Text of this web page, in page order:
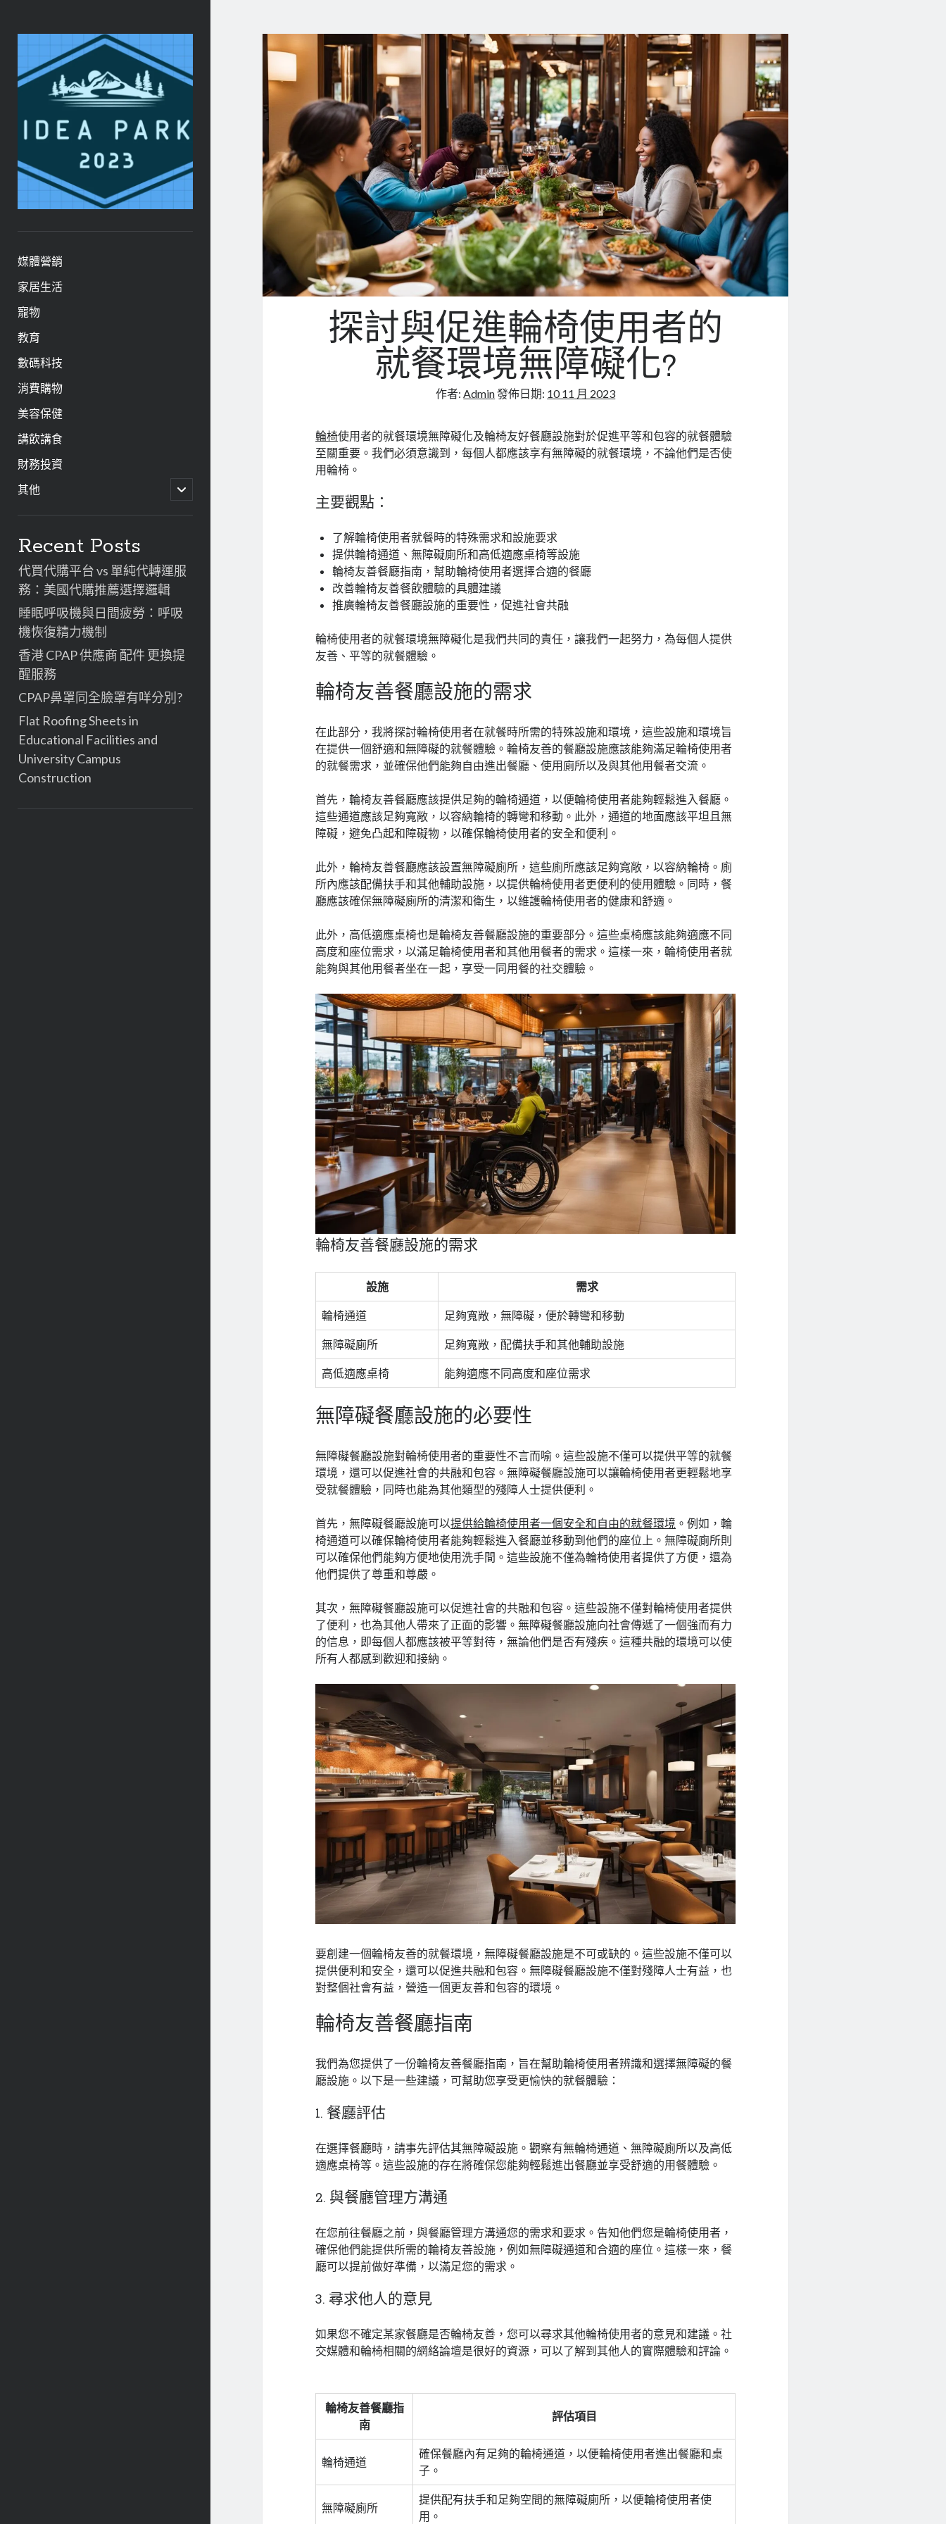
ideapark.quest
媒體營銷
家居生活
寵物
教育
數碼科技
消費購物
美容保健
講飲講食
財務投資
其他
開
啟
訊
欄
Recent Posts
代買代購平台 vs 單純代轉運服
務：美國代購推薦選擇邏輯
睡眠呼吸機與日間疲勞：呼吸
機恢復精力機制
香港 CPAP 供應商 配件 更換提
醒服務
CPAP鼻罩同全臉罩有咩分別?
Flat Roofing Sheets in
Educational Facilities and
University Campus
Construction
探討與促進輪椅使用者的
就餐環境無障礙化?
作者:Admin發佈日期: 10 11 月 2023
輪椅使用者的就餐環境無障礙化及輪椅友好餐廳設施對於促進平等和包容的就餐體驗
至關重要。我們必須意識到，每個人都應該享有無障礙的就餐環境，不論他們是否使
用輪椅。
主要觀點：
了解輪椅使用者就餐時的特殊需求和設施要求
提供輪椅通道、無障礙廁所和高低適應桌椅等設施
輪椅友善餐廳指南，幫助輪椅使用者選擇合適的餐廳
改善輪椅友善餐飲體驗的具體建議
推廣輪椅友善餐廳設施的重要性，促進社會共融
輪椅使用者的就餐環境無障礙化是我們共同的責任，讓我們一起努力，為每個人提供
友善、平等的就餐體驗。
輪椅友善餐廳設施的需求
在此部分，我將探討輪椅使用者在就餐時所需的特殊設施和環境，這些設施和環境旨
在提供一個舒適和無障礙的就餐體驗。輪椅友善的餐廳設施應該能夠滿足輪椅使用者
的就餐需求，並確保他們能夠自由進出餐廳、使用廁所以及與其他用餐者交流。
首先，輪椅友善餐廳應該提供足夠的輪椅通道，以便輪椅使用者能夠輕鬆進入餐廳。
這些通道應該足夠寬敞，以容納輪椅的轉彎和移動。此外，通道的地面應該平坦且無
障礙，避免凸起和障礙物，以確保輪椅使用者的安全和便利。
此外，輪椅友善餐廳應該設置無障礙廁所，這些廁所應該足夠寬敞，以容納輪椅。廁
所內應該配備扶手和其他輔助設施，以提供輪椅使用者更便利的使用體驗。同時，餐
廳應該確保無障礙廁所的清潔和衛生，以維護輪椅使用者的健康和舒適。
此外，高低適應桌椅也是輪椅友善餐廳設施的重要部分。這些桌椅應該能夠適應不同
高度和座位需求，以滿足輪椅使用者和其他用餐者的需求。這樣一來，輪椅使用者就
能夠與其他用餐者坐在一起，享受一同用餐的社交體驗。
輪椅友善餐廳設施的需求
設施 需求
輪椅通道 足夠寬敞，無障礙，便於轉彎和移動
無障礙廁所 足夠寬敞，配備扶手和其他輔助設施
高低適應桌椅 能夠適應不同高度和座位需求
無障礙餐廳設施的必要性
無障礙餐廳設施對輪椅使用者的重要性不言而喻。這些設施不僅可以提供平等的就餐
環境，還可以促進社會的共融和包容。無障礙餐廳設施可以讓輪椅使用者更輕鬆地享
受就餐體驗，同時也能為其他類型的殘障人士提供便利。
首先，無障礙餐廳設施可以提供給輪椅使用者一個安全和自由的就餐環境 。例如，輪
椅通道可以確保輪椅使用者能夠輕鬆進入餐廳並移動到他們的座位上。無障礙廁所則
可以確保他們能夠方便地使用洗手間。這些設施不僅為輪椅使用者提供了方便，還為
他們提供了尊重和尊嚴。
其次，無障礙餐廳設施可以促進社會的共融和包容。這些設施不僅對輪椅使用者提供
了便利，也為其他人帶來了正面的影響。無障礙餐廳設施向社會傳遞了一個強而有力
的信息，即每個人都應該被平等對待，無論他們是否有殘疾。這種共融的環境可以使
所有人都感到歡迎和接納。
要創建一個輪椅友善的就餐環境，無障礙餐廳設施是不可或缺的。這些設施不僅可以
提供便利和安全，還可以促進共融和包容。無障礙餐廳設施不僅對殘障人士有益，也
對整個社會有益，營造一個更友善和包容的環境。
輪椅友善餐廳指南
我們為您提供了一份輪椅友善餐廳指南，旨在幫助輪椅使用者辨識和選擇無障礙的餐
廳設施。以下是一些建議，可幫助您享受更愉快的就餐體驗：
1. 餐廳評估
在選擇餐廳時，請事先評估其無障礙設施。觀察有無輪椅通道、無障礙廁所以及高低
適應桌椅等。這些設施的存在將確保您能夠輕鬆進出餐廳並享受舒適的用餐體驗。
2. 與餐廳管理方溝通
在您前往餐廳之前，與餐廳管理方溝通您的需求和要求。告知他們您是輪椅使用者，
確保他們能提供所需的輪椅友善設施，例如無障礙通道和合適的座位。這樣一來，餐
廳可以提前做好準備，以滿足您的需求。
3. 尋求他人的意見
如果您不確定某家餐廳是否輪椅友善，您可以尋求其他輪椅使用者的意見和建議。社
交媒體和輪椅相關的網絡論壇是很好的資源，可以了解到其他人的實際體驗和評論。
輪椅友善餐廳指
南
評估項目
輪椅通道
確保餐廳內有足夠的輪椅通道，以便輪椅使用者進出餐廳和桌
子。
無障礙廁所
提供配有扶手和足夠空間的無障礙廁所，以便輪椅使用者使
用。